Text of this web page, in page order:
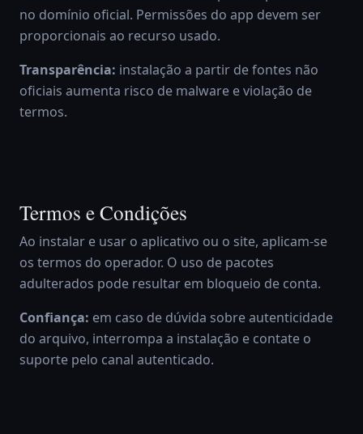
no domínio oficial. Permissões do app devem ser
proporcionais ao recurso usado.
Transparência: instalação a partir de fontes não
oficiais aumenta risco de malware e violação de
termos.
Termos e Condições
Ao instalar e usar o aplicativo ou o site, aplicam-se
os termos do operador. O uso de pacotes
adulterados pode resultar em bloqueio de conta.
Confiança: em caso de dúvida sobre autenticidade
do arquivo, interrompa a instalação e contate o
suporte pelo canal autenticado.